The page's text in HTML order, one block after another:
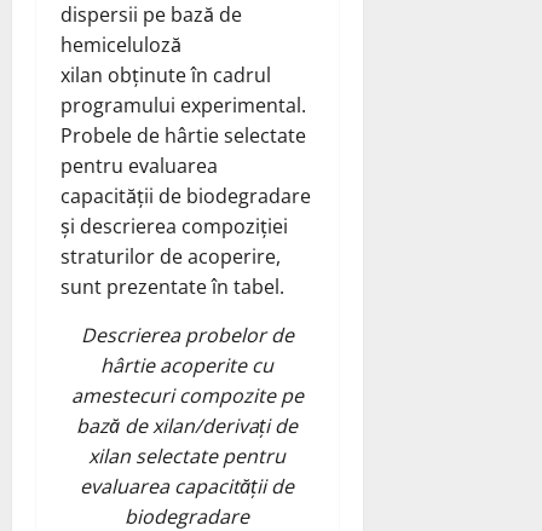
dispersii pe bază de
hemiceluloză
xilan obținute în cadrul
programului experimental.
Probele de hârtie selectate
pentru evaluarea
capacității de biodegradare
și descrierea compoziției
straturilor de acoperire,
sunt prezentate în tabel.
Descrierea probelor de
hârtie acoperite cu
amestecuri compozite pe
bază de xilan/derivați de
xilan selectate pentru
evaluarea capacității de
biodegradare